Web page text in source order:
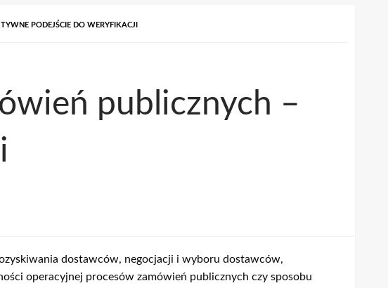
PODEJŚCIE DO WERYFIKACJI
publicznych –
dostawców, negocjacji i wyboru dostawców,
operacyjnej procesów zamówień publicznych czy sposobu